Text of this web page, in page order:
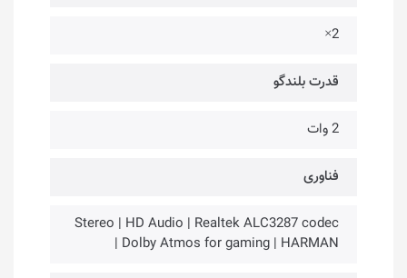
2×
قدرت بلندگو
2 وات
فناوری‌
Stereo | HD Audio | Realtek ALC3287 codec
| Dolby Atmos for gaming | HARMAN